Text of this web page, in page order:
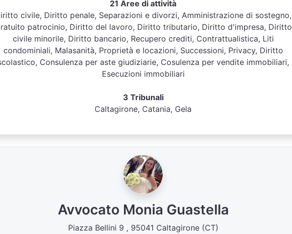
21 Aree di attività
civile, Diritto penale, Separazioni e divorzi, Amministrazione di sostegno,
patrocinio, Diritto del lavoro, Diritto tributario, Diritto d'impresa, Diritto
civile minorile, Diritto bancario, Recupero crediti, Contrattualistica, Liti
condominiali, Malasanità, Proprietà e locazioni, Successioni, Privacy, Diritto
Consulenza per aste giudiziarie, Cosulenza per vendite immobiliari,
Esecuzioni immobiliari
3 Tribunali
Caltagirone, Catania, Gela
Avvocato Monia Guastella
Piazza Bellini 9 , 95041 Caltagirone (CT)